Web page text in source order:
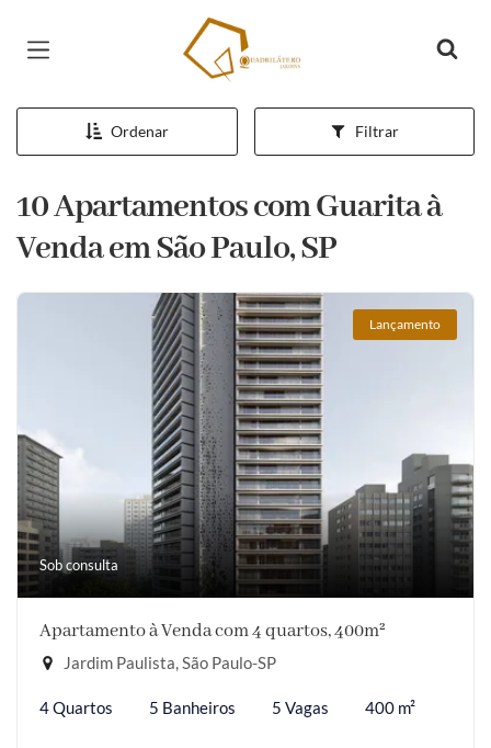
Página inicial
Ordenar Filtrar
10 Apartamentos com Guarita à
Venda em São Paulo, SP
Lançamento
Sob consulta
Apartamento à Venda com 4 quartos, 400m²
Jardim Paulista, São Paulo-SP
4 Quartos 5 Banheiros 5 Vagas 400 m²